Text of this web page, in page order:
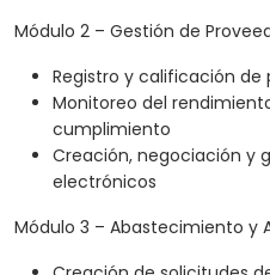
Módulo 2 – Gestión de
Registro y calificación de
Monitoreo del
cumplimiento
Creación, negociación y
electrónicos
Módulo 3 – Abastecimiento y